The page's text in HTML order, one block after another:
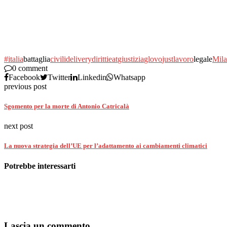
#italiabattagliacivilideliverydirittieatgiustiziaglovojustlavorolegale
0 comment
Facebook
Twitter Linkedin
Whatsapp
previous post
Sgomento per la morte di Antonio Catricalà
next post
La nuova strategia dell’UE per l’adattamento ai cambiamenti climatici
Potrebbe interessarti